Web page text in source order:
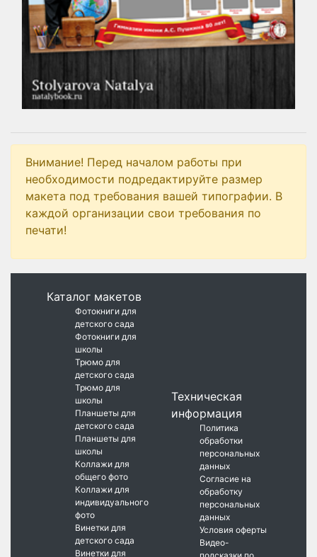
Внимание! Перед началом работы при
необходимости подредактируйте размер
макета под требования вашей типографии. В
каждой организации свои требования по
печати!
Каталог макетов
Фотокниги для
детского сада
Фотокниги для
школы
Трюмо для
детского сада
Трюмо для
школы
Планшеты для
детского сада
Планшеты для
школы
Коллажи для
общего фото
Коллажи для
индивидуального
фото
Винетки для
детского сада
Винетки для
Техническая
информация
Политика
обработки
персональных
данных
Согласие на
обработку
персональных
данных
Условия оферты
Видео-